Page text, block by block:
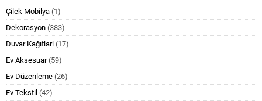
Çilek Mobilya (1)
Dekorasyon (383)
Duvar Kağıtlari (17)
Ev Aksesuar(59)
Ev Düzenleme (26)
Ev Tekstil (42)